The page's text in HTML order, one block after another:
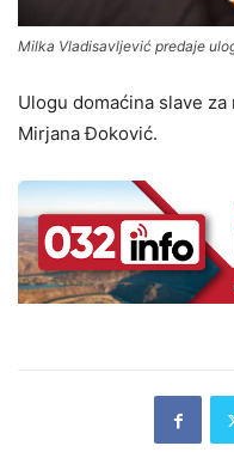
Milka Vladisavljević predaje
Ulogu domaćina slave
Mirjana Đoković.